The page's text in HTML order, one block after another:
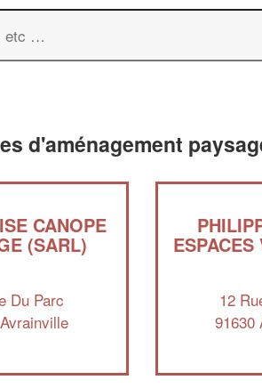
d'aménagement
CANOPE
(SARL)
Du Parc
12
91630